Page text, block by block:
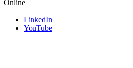
Online
LinkedIn
YouTube